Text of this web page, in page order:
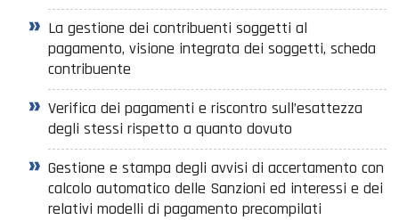
La gestione dei contribuenti soggetti al
pagamento, visione integrata dei soggetti, scheda
contribuente
Verifica dei pagamenti e riscontro sull’esattezza
degli stessi rispetto a quanto dovuto
Gestione e stampa degli avvisi di accertamento con
calcolo automatico delle Sanzioni ed interessi e dei
relativi modelli di pagamento precompilati